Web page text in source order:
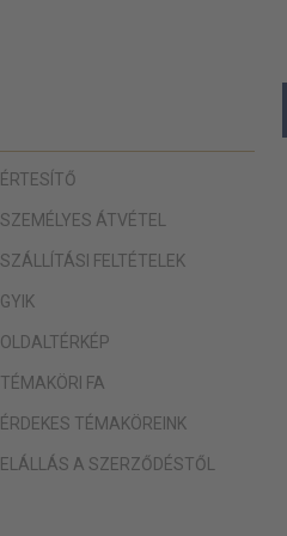
ÉRTESÍTŐ
SZEMÉLYES ÁTVÉTEL
SZÁLLÍTÁSI FELTÉTELEK
GYIK
OLDALTÉRKÉP
TÉMAKÖRI FA
ÉRDEKES TÉMAKÖREINK
ELÁLLÁS A SZERZŐDÉSTŐL